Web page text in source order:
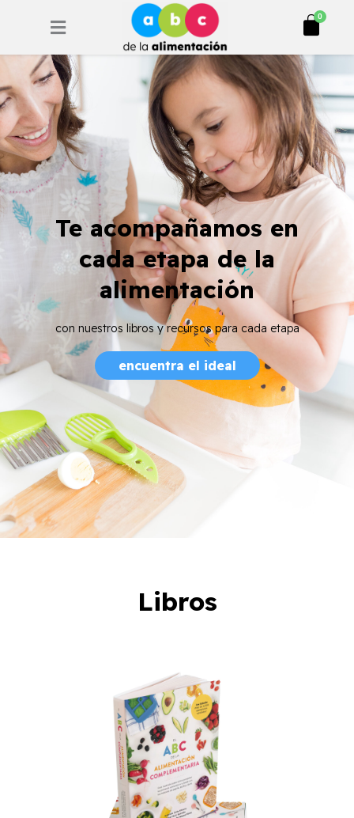
0
Cart
Te acompañamos en
cada etapa de la
alimentación
con nuestros libros y recursos para cada etapa
encuentra el ideal
Libros